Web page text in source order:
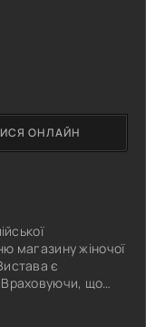
магазину жіночої
є
Враховуючи, що
ОНЛАЙН